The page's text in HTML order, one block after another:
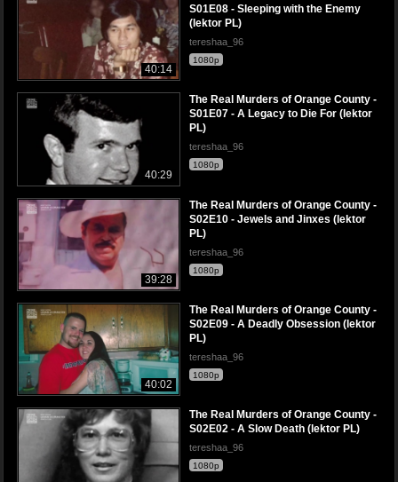
40:14
S01E08 - Sleeping with the Enemy
(lektor PL)
tereshaa_96
1080p
40:29
The Real Murders of Orange County -
S01E07 - A Legacy to Die For (lektor
PL)
tereshaa_96
1080p
39:28
The Real Murders of Orange County -
S02E10 - Jewels and Jinxes (lektor
PL)
tereshaa_96
1080p
40:02
The Real Murders of Orange County -
S02E09 - A Deadly Obsession (lektor
PL)
tereshaa_96
1080p
The Real Murders of Orange County -
S02E02 - A Slow Death (lektor PL)
tereshaa_96
1080p